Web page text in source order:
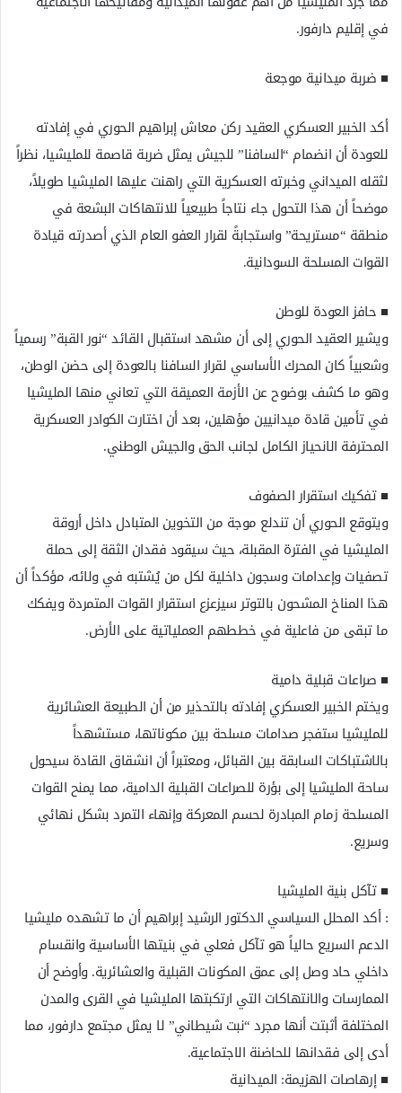
في إقليم دارفور.
​■ ضربة ميدانية موجعة
أكد الخبير العسكري العقيد ركن معاش إبراهيم الحوري في إفادته
للعودة أن انضمام “السافنا” للجيش يمثل ضربة قاصمة للمليشيا، نظراً
لثقله الميداني وخبرته العسكرية التي راهنت عليها المليشيا طويلاً،
موضحاً أن هذا التحول جاء نتاجاً طبيعياً للانتهاكات البشعة في
منطقة “مستريحة” واستجابةً لقرار العفو العام الذي أصدرته قيادة
القوات المسلحة السودانية.
​■ حافز العودة للوطن
ويشير العقيد الحوري إلى أن مشهد استقبال القائد “نور القبة” رسمياً
وشعبياً كان المحرك الأساسي لقرار السافنا بالعودة إلى حضن الوطن،
وهو ما كشف بوضوح عن الأزمة العميقة التي تعاني منها المليشيا
في تأمين قادة ميدانيين مؤهلين، بعد أن اختارت الكوادر العسكرية
المحترفة الانحياز الكامل لجانب الحق والجيش الوطني.
​■ تفكيك استقرار الصفوف
ويتوقع الحوري أن تندلع موجة من التخوين المتبادل داخل أروقة
المليشيا في الفترة المقبلة، حيث سيقود فقدان الثقة إلى حملة
تصفيات وإعدامات وسجون داخلية لكل من يُشتبه في ولائه، مؤكداً أن
هذا المناخ المشحون بالتوتر سيزعزع استقرار القوات المتمردة ويفكك
ما تبقى من فاعلية في خططهم العملياتية على الأرض.
​■ صراعات قبلية دامية
ويختم الخبير العسكري إفادته بالتحذير من أن الطبيعة العشائرية
للمليشيا ستفجر صدامات مسلحة بين مكوناتها، مستشهداً
بالاشتباكات السابقة بين القبائل، ومعتبراً أن انشقاق القادة سيحول
ساحة المليشيا إلى بؤرة للصراعات القبلية الدامية، مما يمنح القوات
المسلحة زمام المبادرة لحسم المعركة وإنهاء التمرد بشكل نهائي
وسريع.
​■ تآكل بنية المليشيا
: أكد المحلل السياسي الدكتور الرشيد إبراهيم أن ما تشهده مليشيا
الدعم السريع حالياً هو تآكل فعلي في بنيتها الأساسية وانقسام
داخلي حاد وصل إلى عمق المكونات القبلية والعشائرية. وأوضح أن
الممارسات والانتهاكات التي ارتكبتها المليشيا في القرى والمدن
المختلفة أثبتت أنها مجرد “نبت شيطاني” لا يمثل مجتمع دارفور، مما
أدى إلى فقدانها للحاضنة الاجتماعية.
​■ إرهاصات الهزيمة: الميدانية